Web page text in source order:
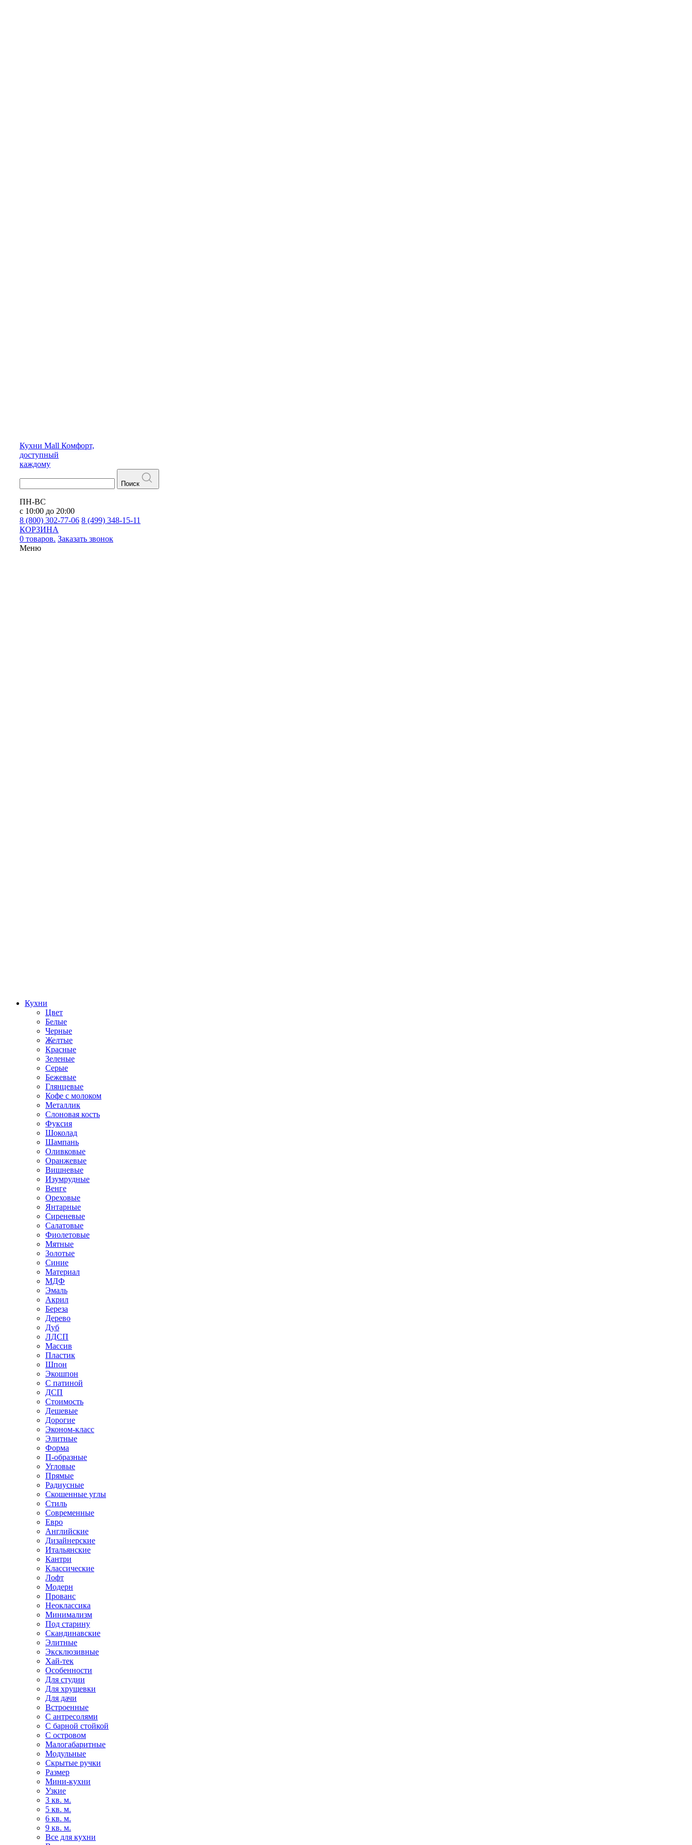
Кухни Mall Комфорт,
доступный
каждому
Поиск
ПН-ВС
с 10:00 до 20:00
8 (800) 302-77-06 8 (499) 348-15-11
КОРЗИНА
0 товаров. Заказать звонок
Меню
Кухни
Цвет
Белые
Черные
Желтые
Красные
Зеленые
Серые
Бежевые
Глянцевые
Кофе с молоком
Металлик
Слоновая кость
Фуксия
Шоколад
Шампань
Оливковые
Оранжевые
Вишневые
Изумрудные
Венге
Ореховые
Янтарные
Сиреневые
Салатовые
Фиолетовые
Мятные
Золотые
Синие
Материал
МДФ
Эмаль
Акрил
Береза
Дерево
Дуб
ЛДСП
Массив
Пластик
Шпон
Экошпон
С патиной
ДСП
Стоимость
Дешевые
Дорогие
Эконом-класс
Элитные
Форма
П-образные
Угловые
Прямые
Радиусные
Скошенные углы
Стиль
Современные
Евро
Английские
Дизайнерские
Итальянские
Кантри
Классические
Лофт
Модерн
Прованс
Неоклассика
Минимализм
Под старину
Скандинавские
Элитные
Эксклюзивные
Хай-тек
Особенности
Для студии
Для хрущевки
Для дачи
Встроенные
С антресолями
С барной стойкой
С островом
Малогабаритные
Модульные
Скрытые ручки
Размер
Мини-кухни
Узкие
3 кв. м.
5 кв. м.
6 кв. м.
9 кв. м.
Все для кухни